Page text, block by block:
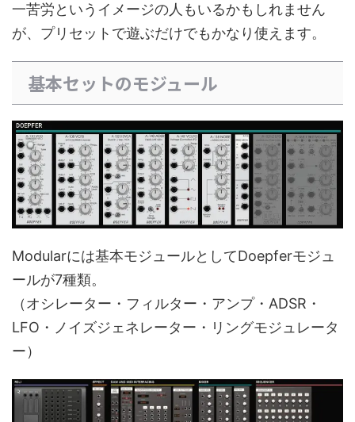
一苦労というイメージの人もいるかもしれません
が、プリセットで遊ぶだけでもかなり使えます。
基本セットのモジュール
Modularには基本モジュールとしてDoepferモジュ
ールが7種類。
（オシレーター・フィルター・アンプ・ADSR・
LFO・ノイズジェネレーター・リングモジュレータ
ー）